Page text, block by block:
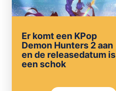
Er komt een KPop
Demon Hunters 2 aan
en de releasedatum is
een schok